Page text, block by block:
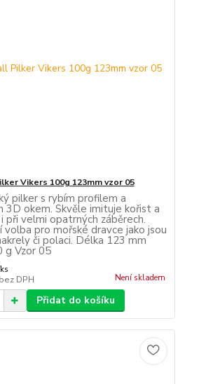
Vikers 100g 123mm vzor 05
pilker s rybím profilem a
3D okem. Skvěle imituje kořist a
při velmi opatrných záběrech.
volba pro mořské dravce jako jsou
či polaci. Délka 123 mm
g Vzor 05
ks
bez DPH Není skladem
Přidat do košíku